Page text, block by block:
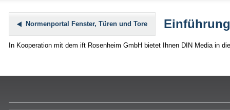
Normenportal Fenster, Türen und Tore
In Kooperation mit dem ift Rosenheim GmbH bietet Ihnen DIN Media in